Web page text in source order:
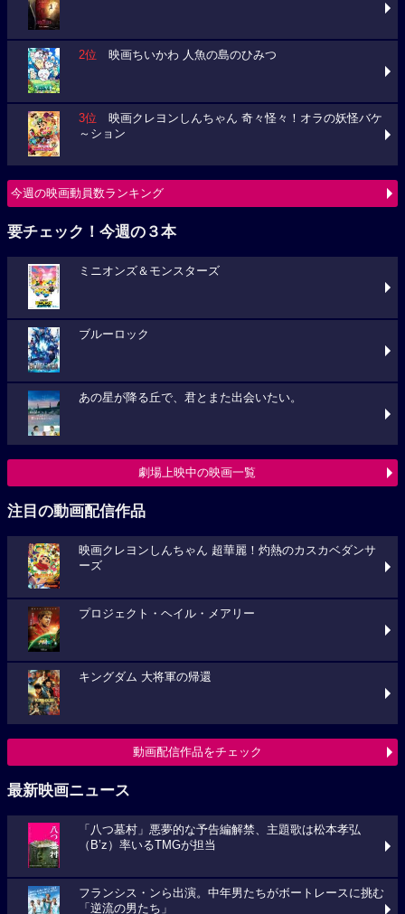
2位 映画ちいかわ 人魚の島のひみつ
3位 映画クレヨンしんちゃん 奇々怪々！オラの妖怪バケ
～ション
今週の映画動員数ランキング
要チェック！今週の３本
ミニオンズ＆モンスターズ
ブルーロック
あの星が降る丘で、君とまた出会いたい。
劇場上映中の映画一覧
注目の動画配信作品
映画クレヨンしんちゃん 超華麗！灼熱のカスカベダンサ
ーズ
プロジェクト・ヘイル・メアリー
キングダム 大将軍の帰還
動画配信作品をチェック
最新映画ニュース
「八つ墓村」悪夢的な予告編解禁、主題歌は松本孝弘
（B’z）率いるTMGが担当
フランシス・ンら出演。中年男たちがボートレースに挑む
「逆流の男たち」